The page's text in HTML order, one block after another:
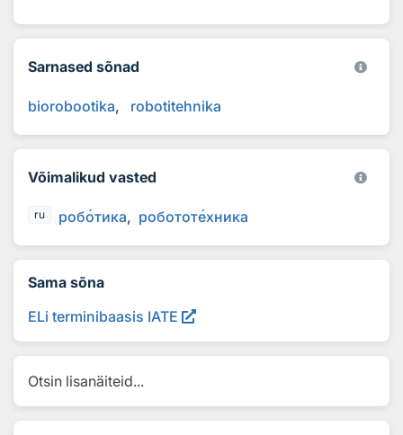
Sarnased sõnad
biorobootika robotitehnika
Võimalikud vasted
ru роботика робототехника
Sama sõna
ELi terminibaasis IATE
Otsin lisanäiteid...